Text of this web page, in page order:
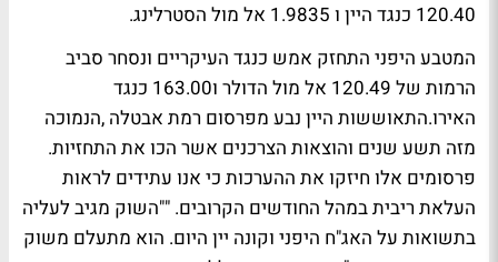
120.40 כנגד היין ו 1.9835 אל מול הסטרלינג.
המטבע היפני התחזק אמש כנגד העיקריים ונסחר סביב
הרמות של 120.49 אל מול הדולר ו163.00 כנגד
האירו.התאוששות היין נבע מפרסום רמת אבטלה ,הנמוכה
מזה תשע שנים והוצאות הצרכנים אשר הכו את התחזיות.
פרסומים אלו חיזקו את ההערכות כי אנו עתידים לראות
העלאת ריבית במהל החודשים הקרובים. ""השוק מגיב לעליה
בתשואות על האג"ח היפני וקונה יין היום. הוא מתעלם משוק